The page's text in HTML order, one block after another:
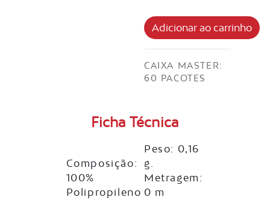
CAIXA MASTER:
60 PACOTES
Ficha Técnica
Composição:
100%
Polipropileno
Peso: 0,16
g.
Metragem:
0 m